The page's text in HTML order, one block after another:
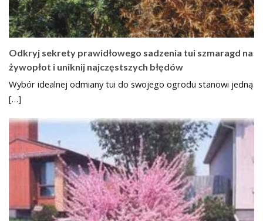
Odkryj sekrety prawidłowego sadzenia tui szmaragd na
żywopłot i uniknij najczęstszych błędów
Wybór idealnej odmiany tui do swojego ogrodu stanowi jedną
[…]